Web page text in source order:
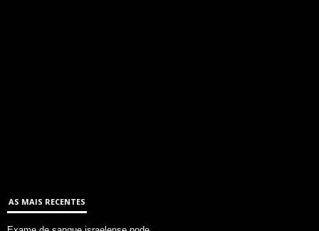
AS MAIS RECENTES